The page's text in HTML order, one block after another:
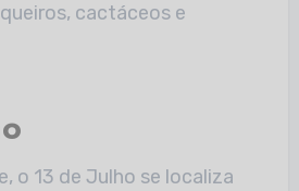
cactáceos e
o 13 de Julho se localiza